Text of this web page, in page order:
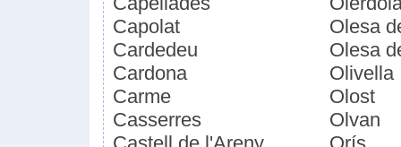
Capolat
Cardedeu
Cardona
Carme
Casserres
Olesa
Olesa
Olivella
Olost
Olvan